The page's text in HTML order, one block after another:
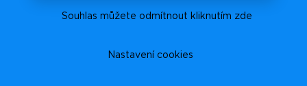
Nastavení cookies
Souhlas můžete odmítnout kliknutím zde